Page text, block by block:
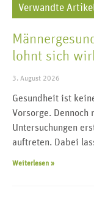
Verwandte
lohnt sich
3. August 2026
Gesundheit ist
Vorsorge. Dennoch
Untersuchungen
auftreten. Dabei
Weiterlesen »